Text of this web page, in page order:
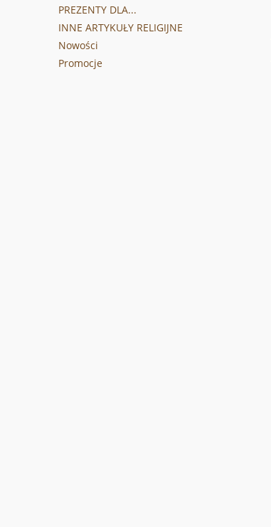
PREZENTY DLA...
INNE ARTYKUŁY RELIGIJNE
Nowości
Promocje